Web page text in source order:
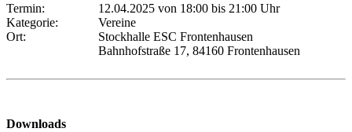
Termin:
12.04.2025 von 18:00 bis 21:00 Uhr
Kategorie:
Vereine
Ort:
Stockhalle ESC Frontenhausen
Bahnhofstraße 17, 84160 Frontenhausen
Downloads